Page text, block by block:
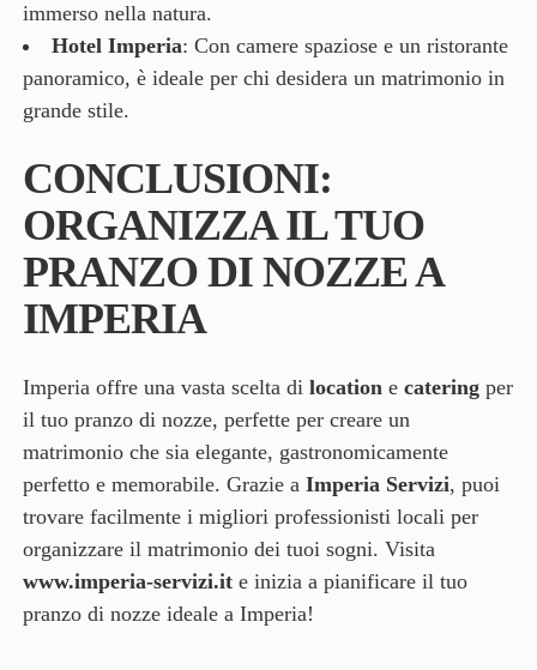
immerso nella natura.
Hotel Imperia: Con camere spaziose e un ristorante
panoramico, è ideale per chi desidera un matrimonio in
grande stile.
CONCLUSIONI:
ORGANIZZA IL TUO
PRANZO DI NOZZE A
IMPERIA
Imperia offre una vasta scelta di locatione cateringper
il tuo pranzo di nozze, perfette per creare un
matrimonio che sia elegante, gastronomicamente
perfetto e memorabile. Grazie a Imperia Servizi, puoi
trovare facilmente i migliori professionisti locali per
organizzare il matrimonio dei tuoi sogni. Visita
www.imperia-servizi.ite inizia a pianificare il tuo
pranzo di nozze ideale a Imperia!